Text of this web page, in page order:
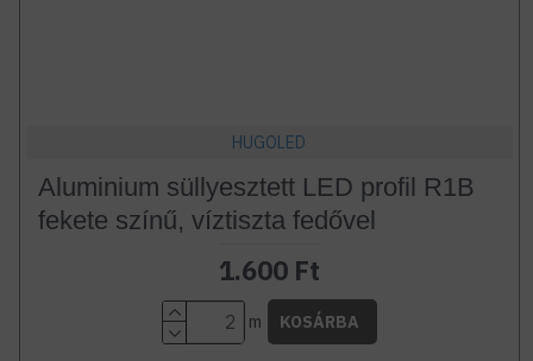
HUGOLED
Aluminium süllyesztett LED profil R1B
fekete színű, víztiszta fedővel
1.600 Ft
m KOSÁRBA